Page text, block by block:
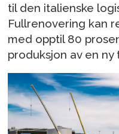
til den italienske
Fullrenovering kan
med opptil 80
produksjon av en ny